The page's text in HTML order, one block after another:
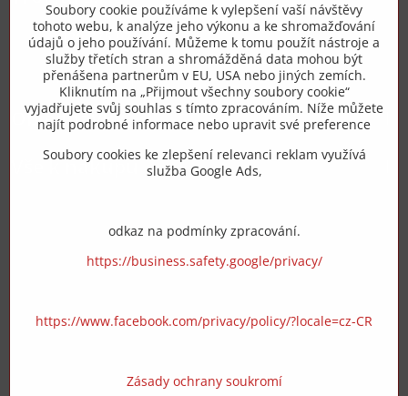
+420 775 973 319
info​@zipzop​.cz
Objednávky
Vše k nákupu
Soubory cookie používáme k vylepšení vaší návštěvy
tohoto webu, k analýze jeho výkonu a ke shromažďování
údajů o jeho používání. Můžeme k tomu použít nástroje a
služby třetích stran a shromážděná data mohou být
přenášena partnerům v EU, USA nebo jiných zemích.
Kliknutím na „Přijmout všechny soubory cookie“
vyjadřujete svůj souhlas s tímto zpracováním. Níže můžete
najít podrobné informace nebo upravit své preference
Soubory cookies ke zlepšení relevanci reklam využívá
služba Google Ads,
odkaz na podmínky zpracování.
https://business.safety.google/privacy/
https://www.facebook.com/privacy/policy/?locale=cz-CR
Zásady ochrany soukromí